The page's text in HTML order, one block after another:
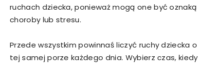
ruchach dziecka, ponieważ mogą one być oznaką
choroby lub stresu.
Przede wszystkim powinnaś liczyć ruchy dziecka o
tej samej porze każdego dnia. Wybierz czas, kiedy